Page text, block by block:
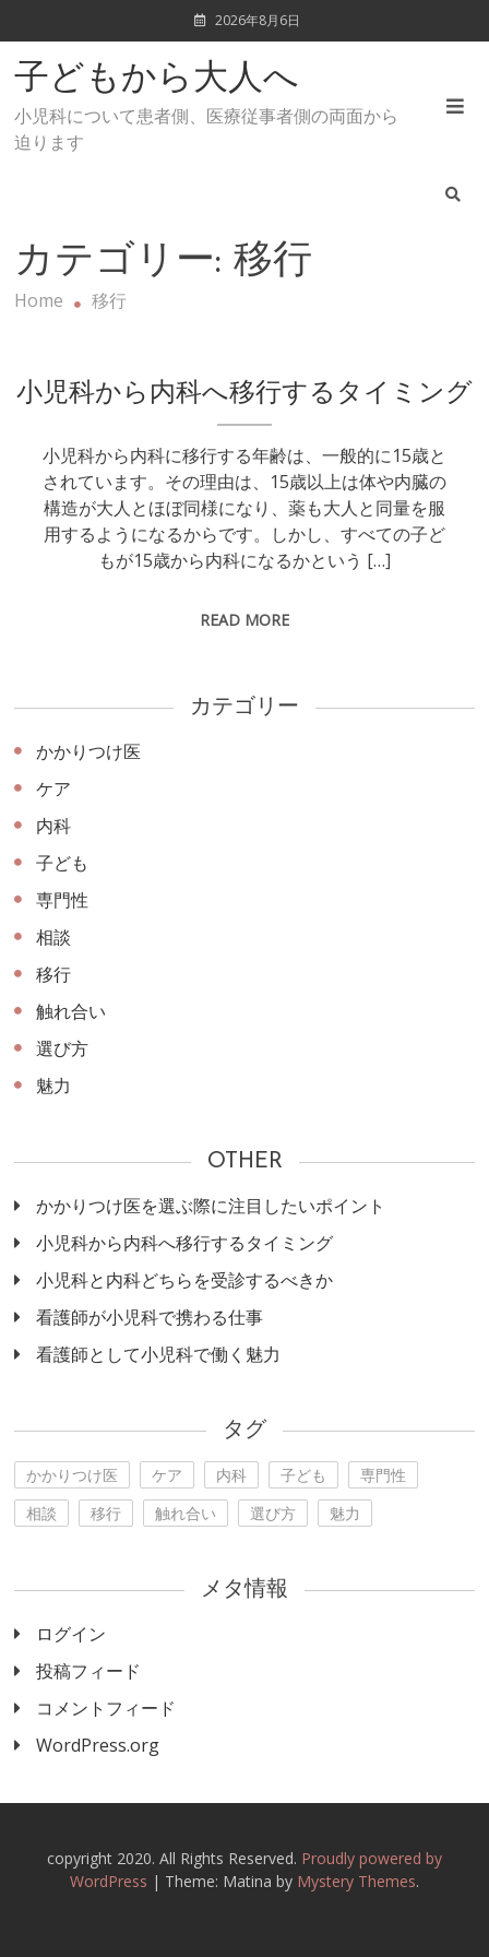
to
content
2026年8月6日
子どもから大人へ
小児科について患者側、医療従事者側の両面から
迫ります
カテゴリー:移行
Home 移行
小児科から内科へ移行するタイミング
小児科から内科に移行する年齢は、一般的に15歳と
されています。その理由は、15歳以上は体や内臓の
構造が大人とほぼ同様になり、薬も大人と同量を服
用するようになるからです。しかし、すべての子ど
もが15歳から内科になるかという […]
READ MORE
カテゴリー
かかりつけ医
ケア
内科
子ども
専門性
相談
移行
触れ合い
選び方
魅力
OTHER
かかりつけ医を選ぶ際に注目したいポイント
小児科から内科へ移行するタイミング
小児科と内科どちらを受診するべきか
看護師が小児科で携わる仕事
看護師として小児科で働く魅力
タグ
かかりつけ医 ケア 内科 子ども
専門性
相談
移行 触れ合い 選び方 魅力
メタ情報
ログイン
投稿フィード
コメントフィード
WordPress.org
copyright 2020. All Rights Reserved. Proudly powered by
WordPress | Theme: Matina by Mystery Themes.